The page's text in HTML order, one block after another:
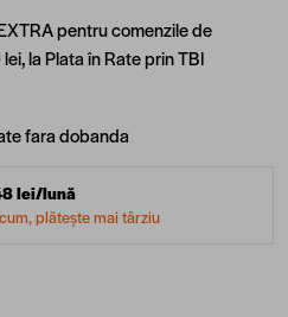
pentru comenzile de
la Plata în Rate prin TBI
fara dobanda
lei/lună
plătește mai târziu